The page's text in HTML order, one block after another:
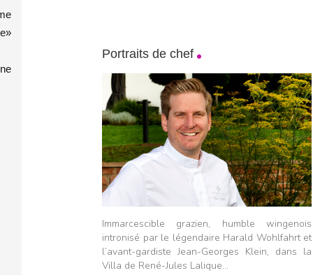
Portraits de chef
Immarcescible grazien, humble wingenois
intronisé par le légendaire Harald Wohlfahrt et
l’avant-gardiste Jean-Georges Klein, dans la
Villa de René-Jules Lalique...